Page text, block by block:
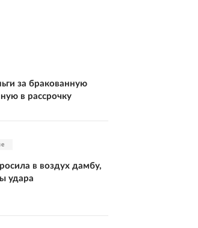
за бракованную
в рассрочку
в воздух дамбу,
удара